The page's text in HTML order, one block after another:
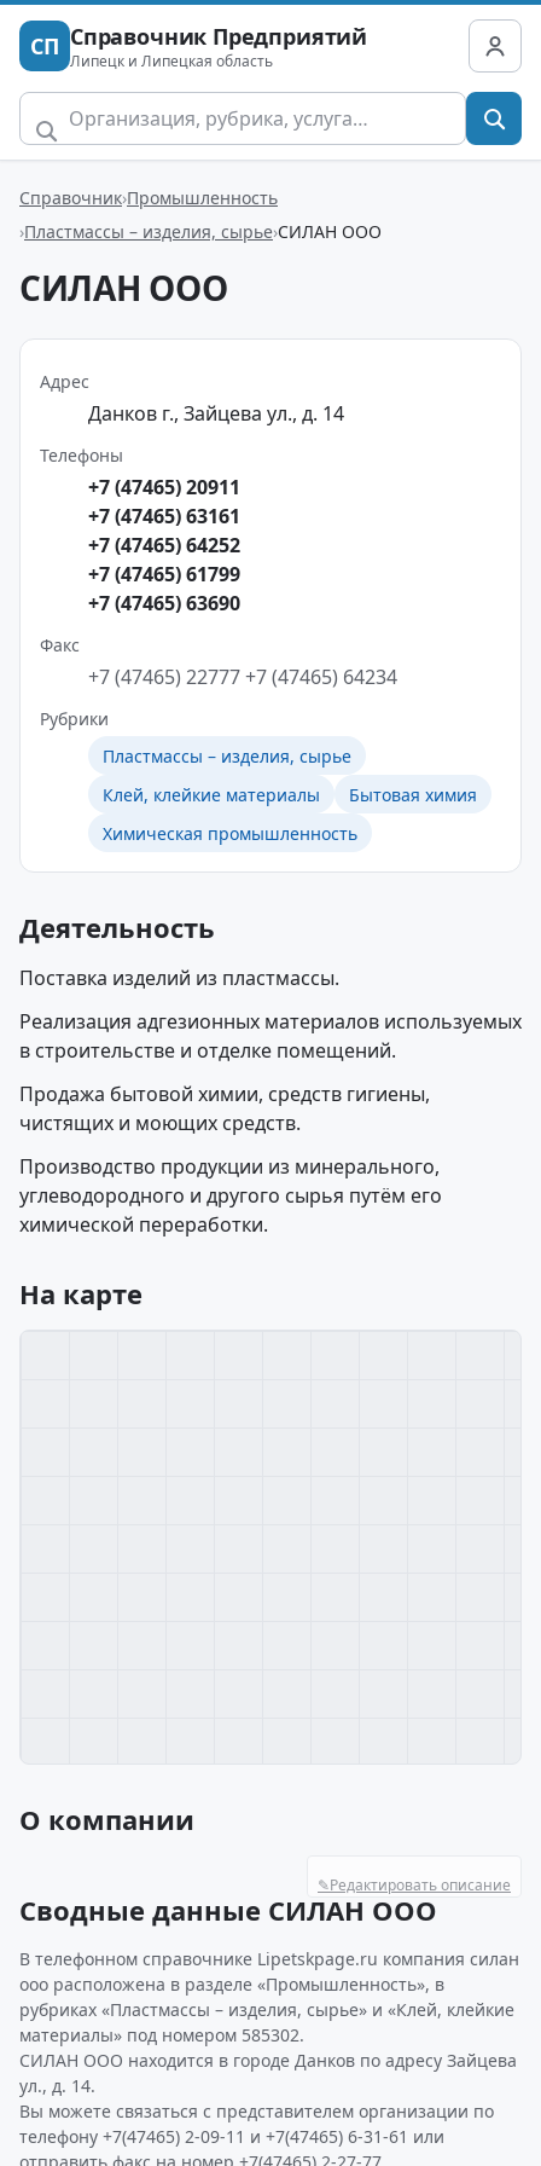
СП Справочник Предприятий
Липецк и Липецкая область
Справочник Промышленность
Пластмассы – изделия, сырье СИЛАН ООО
СИЛАН ООО
Адрес
Данков г., Зайцева ул., д. 14
Телефоны
+7 (47465) 20911
+7 (47465) 63161
+7 (47465) 64252
+7 (47465) 61799
+7 (47465) 63690
Факс
+7 (47465) 22777+7 (47465) 64234
Рубрики
Пластмассы – изделия, сырье
Клей, клейкие материалы
Бытовая химия
Химическая промышленность
Деятельность
Поставка изделий из пластмассы.
Реализация адгезионных материалов используемых
в строительстве и отделке помещений.
Продажа бытовой химии, средств гигиены,
чистящих и моющих средств.
Производство продукции из минерального,
углеводородного и другого сырья путём его
химической переработки.
На карте
О компании
✎Редактировать описание
Сводные данные СИЛАН ООО
В телефонном справочнике Lipetskpage.ru компания силан
ооо расположена в разделе «Промышленность», в
рубриках «Пластмассы – изделия, сырье» и «Клей, клейкие
материалы» под номером 585302.
СИЛАН ООО находится в городе Данков по адресу Зайцева
ул., д. 14.
Вы можете связаться с представителем организации по
телефону +7(47465) 2-09-11 и +7(47465) 6-31-61 или